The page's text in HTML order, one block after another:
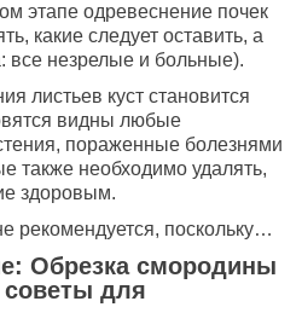
этапе одревеснение почек
какие следует оставить, а
все незрелые и больные).
листьев куст становится
видны любые
пораженные болезнями
также необходимо удалять,
здоровым.
рекомендуется, поскольку…
Обрезка смородины
советы для